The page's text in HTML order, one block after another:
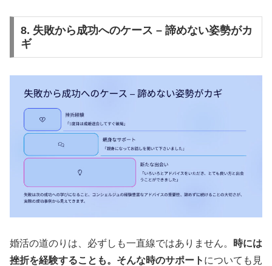
8. 失敗から成功へのケース – 諦めない姿勢がカ
ギ
婚活の道のりは、必ずしも一直線ではありません。
時には
挫折を経験することも。そんな時のサポート についても見